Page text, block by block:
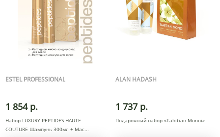
ESTEL PROFESSIONAL
1 854 р.
Набор LUXURY PEPTIDES HAUTE
COUTURE Шампунь 300мл + Мас
ALAN HADASH
1 737 р.
Подарочный набор «Tahitian Monoi»